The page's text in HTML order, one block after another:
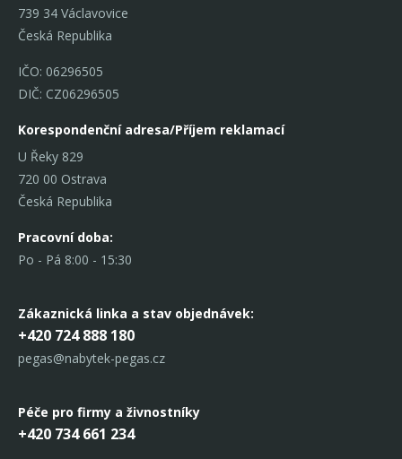
739 34 Václavovice
Česká Republika
IČO: 06296505
DIČ: CZ06296505
Korespondenční adresa/Příjem reklamací
U Řeky 829
720 00 Ostrava
Česká Republika
Pracovní doba:
Po - Pá 8:00 - 15:30
Zákaznická linka a stav objednávek:
+420 724 888 180
pegas@nabytek-pegas.cz
Péče pro firmy a živnostníky
+420 734 661 234